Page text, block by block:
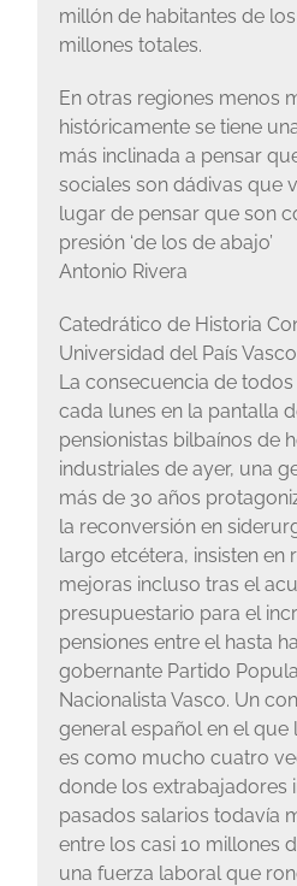
millón de habitantes de
millones totales.
En otras regiones menos
históricamente se tiene
más inclinada a pensar
sociales son dádivas que
lugar de pensar que son
presión ‘de los de abajo’
Antonio Rivera
Catedrático de Historia
Universidad del País Vasco
La consecuencia de
cada lunes en la pantalla
pensionistas bilbaínos de
industriales de ayer, una
más de 30 años
la reconversión en
largo etcétera, insisten en
mejoras incluso tras el
presupuestario para el
pensiones entre el hasta
gobernante Partido
Nacionalista Vasco. Un
general español en el que
es como mucho cuatro
donde los extrabajadores
pasados salarios todavía
entre los casi 10 millones
una fuerza laboral que